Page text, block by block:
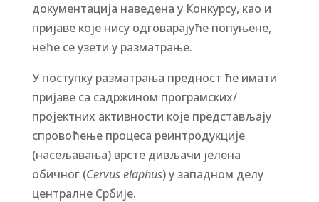
документација наведена у Конкурсу, као и
пријаве које нису одговарајуће попуњене,
неће се узети у разматрање.
У поступку разматрања предност ће имати
пријаве са садржином програмских/
пројектних активности које представљају
спровоћење процеса реинтродукције
(насељавања) врсте дивљачи јелена
обичног (Cervus elaphus) у западном делу
централне Србије.